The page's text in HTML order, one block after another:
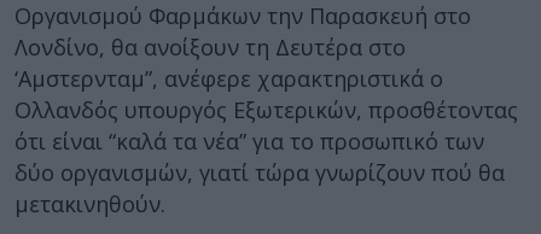
Οργανισμού Φαρμάκων την Παρασκευή στο
Λονδίνο, θα ανοίξουν τη Δευτέρα στο
‘Αμστερνταμ”, ανέφερε χαρακτηριστικά ο
Ολλανδός υπουργός Εξωτερικών, προσθέτοντας
ότι είναι “καλά τα νέα” για το προσωπικό των
δύο οργανισμών, γιατί τώρα γνωρίζουν πού θα
μετακινηθούν.